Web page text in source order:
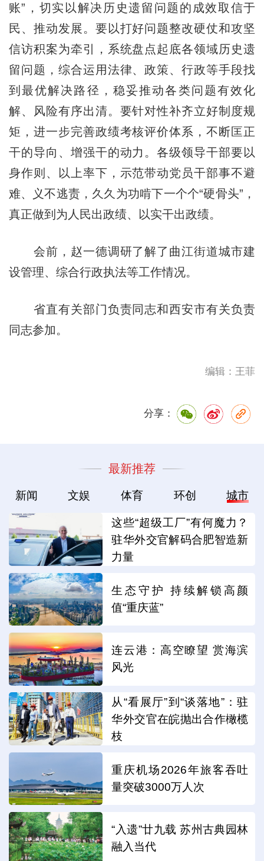
账”，切实以解决历史遗留问题的成效取信于
民、推动发展。要以打好问题整改硬仗和攻坚
信访积案为牵引，系统盘点起底各领域历史遗
留问题，综合运用法律、政策、行政等手段找
到最优解决路径，稳妥推动各类问题有效化
解、风险有序出清。要针对性补齐立好制度规
矩，进一步完善政绩考核评价体系，不断匡正
干的导向、增强干的动力。各级领导干部要以
身作则、以上率下，示范带动党员干部事不避
难、义不逃责，久久为功啃下一个个“硬骨头”，
真正做到为人民出政绩、以实干出政绩。
会前，赵一德调研了解了曲江街道城市建
设管理、综合行政执法等工作情况。
省直有关部门负责同志和西安市有关负责
同志参加。
编辑：王菲
分享：
最新推荐
新闻 文娱 体育 环创 城市
这些“超级工厂”有何魔力？
驻华外交官解码合肥智造新
力量
生态守护 持续解锁高颜
值“重庆蓝”
连云港：高空瞭望 赏海滨
风光
从“看展厅”到“谈落地”：驻
华外交官在皖抛出合作橄榄
枝
重庆机场2026年旅客吞吐
量突破3000万人次
“入遗”廿九载 苏州古典园林
融入当代